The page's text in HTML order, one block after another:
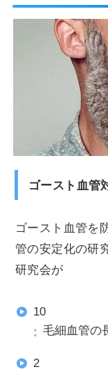
ゴースト血管
ゴースト血管を
管の安定化の研
研究会が
10
毛細血管の
2